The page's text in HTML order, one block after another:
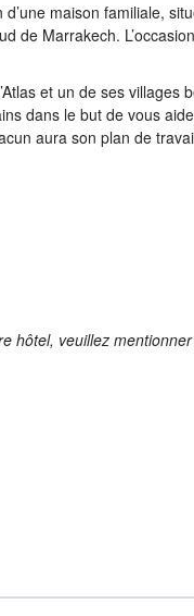
maison familiale,
de Marrakech.
et un de ses
dans le but de vous
aura son plan de
hôtel, veuillez